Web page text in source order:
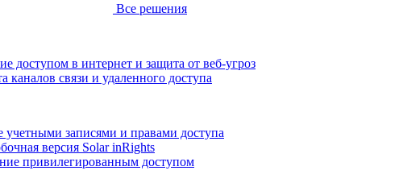
Все решения
доступом в интернет и защита от веб-угроз
каналов связи и удаленного доступа
учетными записями и правами доступа
версия Solar inRights
привилегированным доступом